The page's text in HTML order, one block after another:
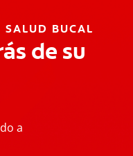
SALUD BUCAL
de su
a